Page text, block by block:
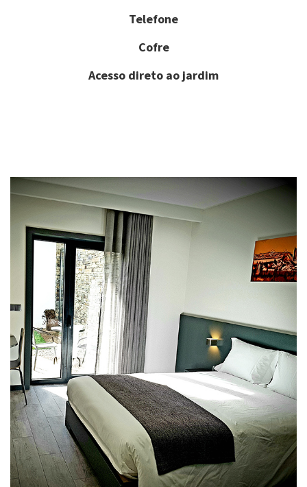
Telefone
Cofre
Acesso direto ao jardim